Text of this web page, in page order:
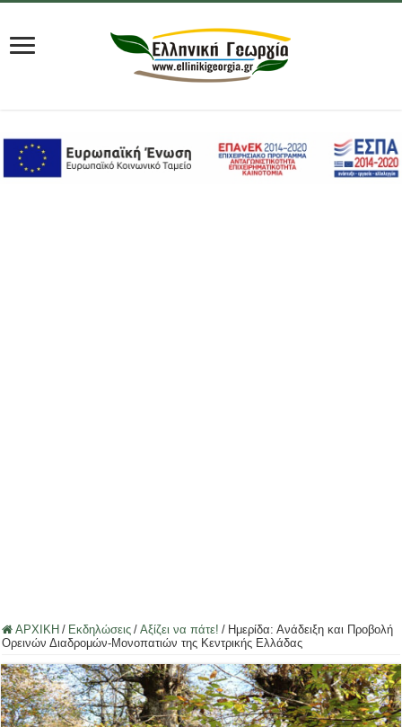
ΑΡΧΙΚΗ / Εκδηλώσεις / Αξίζει να πάτε! / Ημερίδα: Ανάδειξη και Προβολή
Ορεινών Διαδρομών-Μονοπατιών της Κεντρικής Ελλάδας